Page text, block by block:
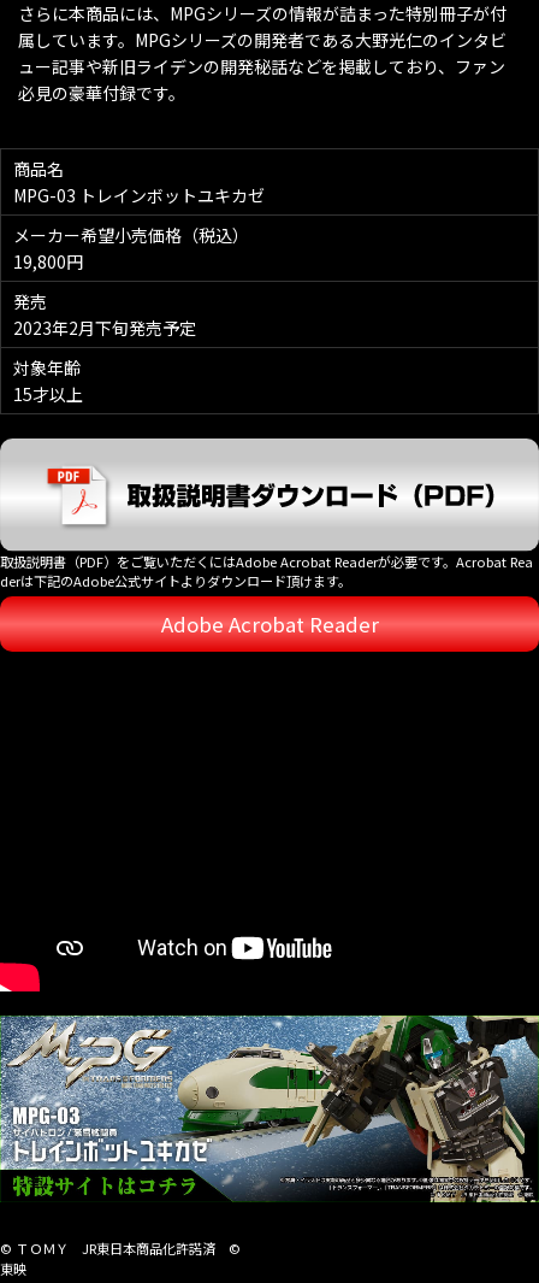
さらに本商品には、MPGシリーズの情報が詰まった特別冊子が付
属しています。MPGシリーズの開発者である大野光仁のインタビ
ュー記事や新旧ライデンの開発秘話などを掲載しており、ファン
必見の豪華付録です。
商品名
MPG-03 トレインボットユキカゼ
メーカー希望小売価格（税込）
19,800円
発売
2023年2月下旬発売予定
対象年齢
15才以上
取扱説明書（PDF）をご覧いただくにはAdobe Acrobat Readerが必要です。Acrobat Rea
derは下記のAdobe公式サイトよりダウンロード頂けます。
Adobe Acrobat Reader
© ＴＯＭＹ JR東日本商品化許諾済 ©
東映